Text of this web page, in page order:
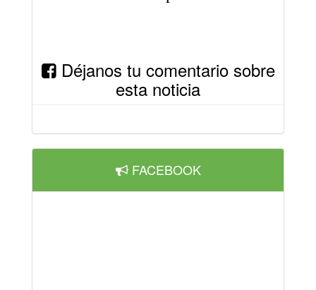
Déjanos tu comentario sobre
esta noticia
FACEBOOK